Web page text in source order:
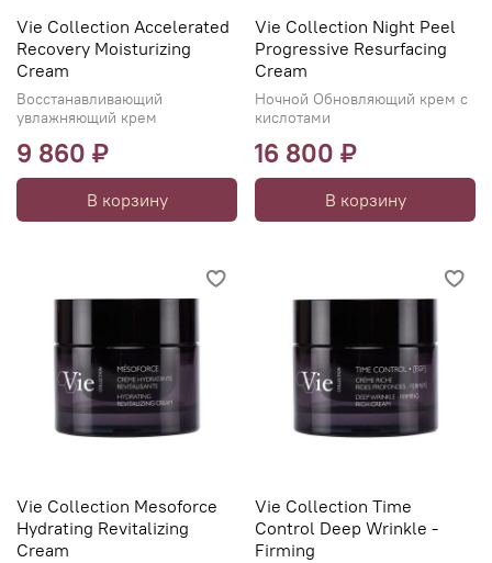
Vie Collection Accelerated
Recovery Moisturizing
Cream
Восстанавливающий
увлажняющий крем
9 860 ₽
В корзину
Vie Collection Night Peel
Progressive Resurfacing
Cream
Ночной Обновляющий крем с
кислотами
16 800 ₽
В корзину
Vie Collection Mesoforce
Hydrating Revitalizing
Cream
Vie Collection Time
Control Deep Wrinkle -
Firming